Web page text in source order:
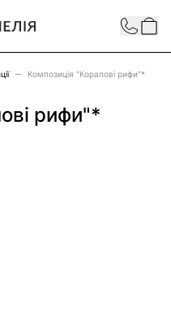
Contact
Композиція "Коралові рифи"*
рифи"*